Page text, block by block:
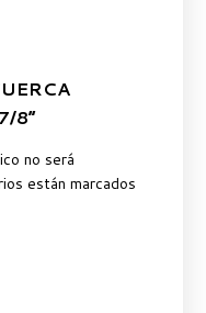
8”
no será
están marcados